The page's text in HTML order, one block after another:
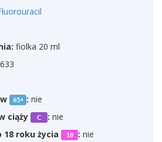
fiolka 20 ml
65+ : nie
ciąży
C : nie
18 roku życia
18 : nie